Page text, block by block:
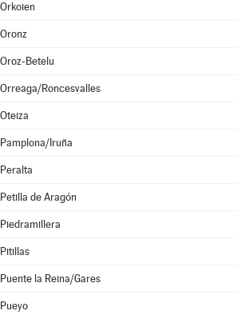
Orkoien
Oronz
Oroz-Betelu
Orreaga/Roncesvalles
Oteiza
Pamplona/Iruña
Peralta
Petilla de Aragón
Piedramillera
Pitillas
Puente la Reina/Gares
Pueyo